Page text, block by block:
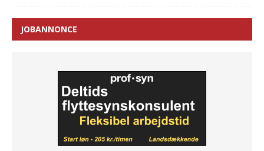
JOBANNONCE